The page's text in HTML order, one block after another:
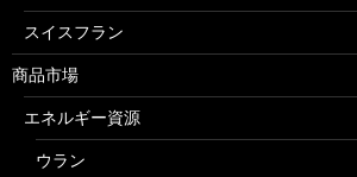
スイスフラン
商品市場
エネルギー資源
ウラン